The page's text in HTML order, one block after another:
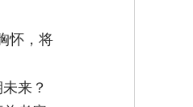
怀，将
来？